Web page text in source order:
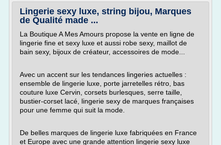
Lingerie sexy luxe, string bijou, Marques
de Qualité made ...
La Boutique A Mes Amours propose la vente en ligne de
lingerie fine et sexy luxe et aussi robe sexy, maillot de
bain sexy, bijoux de créateur, accessoires de mode...
Avec un accent sur les tendances lingeries actuelles :
ensemble de lingerie luxe, porte jarretelles rétro, bas
couture luxe Cervin, corsets burlesques, serre taille,
bustier-corset lacé, lingerie sexy de marques françaises
pour une femme qui suit la mode.
De belles marques de lingerie luxe fabriquées en France
et Europe avec une grande attention lingerie sexy luxe